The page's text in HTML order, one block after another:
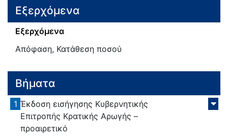
Εξερχόμενα
Εξερχόμενα
Απόφαση, Κατάθεση ποσού
Βήματα
1 Έκδοση εισήγησης Κυβερνητικής
Επιτροπής Κρατικής Αρωγής –
προαιρετικό